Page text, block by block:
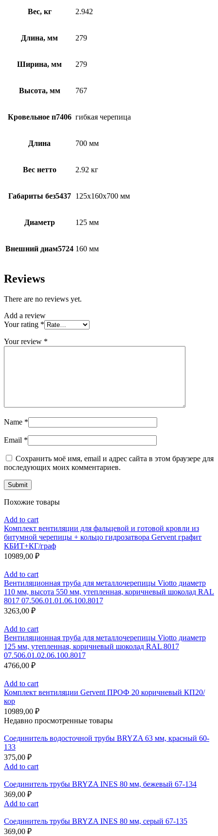
Вес, кг 2.942
Длина, мм 279
Ширина, мм 279
Высота, мм 767
Кровельное п7406 гибкая черепица
Длина 700 мм
Вес нетто 2.92 кг
Габариты без5437 125х160х700 мм
Диаметр 125 мм
Внешний диам5724 160 мм
Reviews
There are no reviews yet.
Add a review
Your rating *
Your review *
Name *
Email *
Сохранить моё имя, email и адрес сайта в этом браузере для
последующих моих комментариев.
Похожие товары
Add to cart
Комплект вентиляции для фальцевой и готовой кровли из
битумной черепицы + кольцо гидрозатвора Gervent графит
КБИТ+КГ/граф
10989,00 ₽
Add to cart
Вентиляционная труба для металлочерепицы Viotto диаметр
110 мм, высота 550 мм, утепленная, коричневый шоколад RAL
8017 07.506.01.01.06.100.8017
3263,00 ₽
Add to cart
Вентиляционная труба для металлочерепицы Viotto диаметр
125 мм, утепленная, коричневый шоколад RAL 8017
07.506.01.02.06.100.8017
4766,00 ₽
Add to cart
Комплект вентиляции Gervent ПРОФ 20 коричневый КП20/
кор
10989,00 ₽
Недавно просмотренные товары
Соединитель водосточной трубы BRYZA 63 мм, краcный 60-
133
375,00 ₽
Add to cart
Соединитель трубы BRYZA INES 80 мм, бежевый 67-134
369,00 ₽
Add to cart
Соединитель трубы BRYZA INES 80 мм, серый 67-135
369,00 ₽